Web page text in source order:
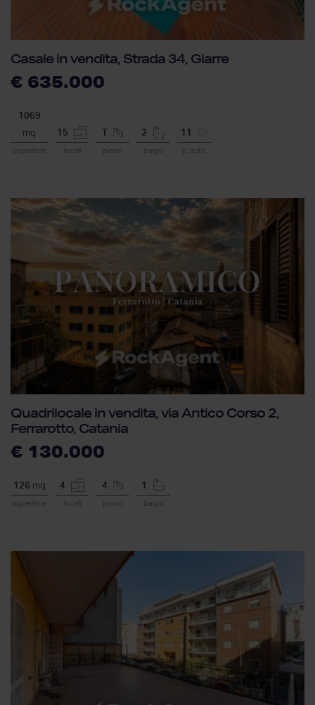
Casale in vendita, Strada 34, Giarre
€ 635.000
1069
mq
superficie
15
locali piano
2
bagni
11
p. auto
Quadrilocale in vendita, via Antico Corso 2,
Ferrarotto, Catania
€ 130.000
126 mq
superficie
4
locali
4
piano
1
bagni